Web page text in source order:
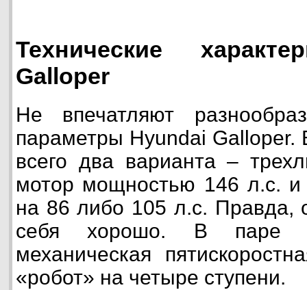
Технические
Galloper
Не впечатляют
параметры Hyundai Galloper.
всего два варианта –
мотор мощностью 146 л.с. и
на 86 либо 105 л.с. Правда,
себя хорошо. В паре
механическая
«робот» на четыре ступени.